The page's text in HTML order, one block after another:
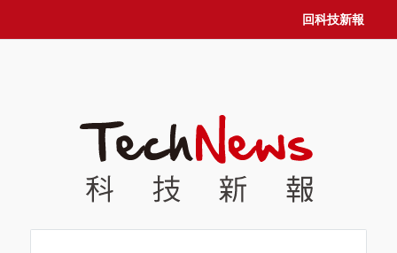
回科技新報